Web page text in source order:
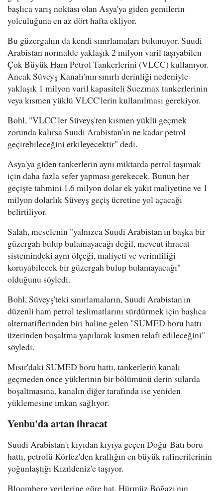
başlıca varış noktası olan Asya'ya giden gemilerin
yolculuğuna en az dört hafta ekliyor.
Bu güzergahın da kendi sınırlamaları bulunuyor. Suudi
Arabistan normalde yaklaşık 2 milyon varil taşıyabilen
Çok Büyük Ham Petrol Tankerlerini (VLCC) kullanıyor.
Ancak Süveyş Kanalı'nın sınırlı derinliği nedeniyle
yaklaşık 1 milyon varil kapasiteli Suezmax tankerlerinin
veya kısmen yüklü VLCC'lerin kullanılması gerekiyor.
Bohl, "VLCC'ler Süveyş'ten kısmen yüklü geçmek
zorunda kalırsa Suudi Arabistan'ın ne kadar petrol
geçirebileceğini etkileyecektir" dedi.
Asya'ya giden tankerlerin aynı miktarda petrol taşımak
için daha fazla sefer yapması gerekecek. Bunun her
geçişte tahmini 1.6 milyon dolar ek yakıt maliyetine ve 1
milyon dolarlık Süveyş geçiş ücretine yol açacağı
belirtiliyor.
Salah, meselenin "yalnızca Suudi Arabistan'ın başka bir
güzergah bulup bulamayacağı değil, mevcut ihracat
sistemindeki aynı ölçeği, maliyeti ve verimliliği
koruyabilecek bir güzergah bulup bulamayacağı"
olduğunu söyledi.
Bohl, Süveyş'teki sınırlamaların, Suudi Arabistan'ın
düzenli ham petrol teslimatlarını sürdürmek için başlıca
alternatiflerinden biri haline gelen "SUMED boru hattı
üzerinden boşaltma yapılarak kısmen telafi edileceğini"
söyledi.
Mısır'daki SUMED boru hattı, tankerlerin kanalı
geçmeden önce yüklerinin bir bölümünü derin sularda
boşaltmasına, kanalın diğer tarafında ise yeniden
yüklemesine imkan sağlıyor.
Yenbu'da artan ihracat
Suudi Arabistan'ı kıyıdan kıyıya geçen Doğu-Batı boru
hattı, petrolü Körfez'den krallığın en büyük rafinerilerinin
yoğunlaştığı Kızıldeniz'e taşıyor.
Bloomberg verilerine göre hat, Hürmüz Boğazı'nın